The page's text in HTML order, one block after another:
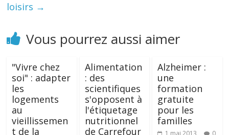
loisirs →
Vous pourrez aussi aimer
"Vivre chez
soi" : adapter
les
logements
au
vieillissemen
t de la
Alimentation
: des
scientifiques
s'opposent à
l'étiquetage
nutritionnel
de Carrefour
Alzheimer :
une
formation
gratuite
pour les
familles
1 mai 2013 0